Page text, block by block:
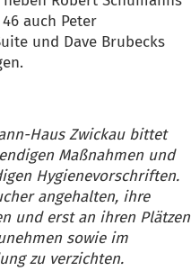
auch Peter
und Dave Brubecks
Haus Zwickau bittet
Maßnahmen und
Hygienevorschriften.
angehalten, ihre
und erst an ihren Plätzen
sowie im
zu verzichten.